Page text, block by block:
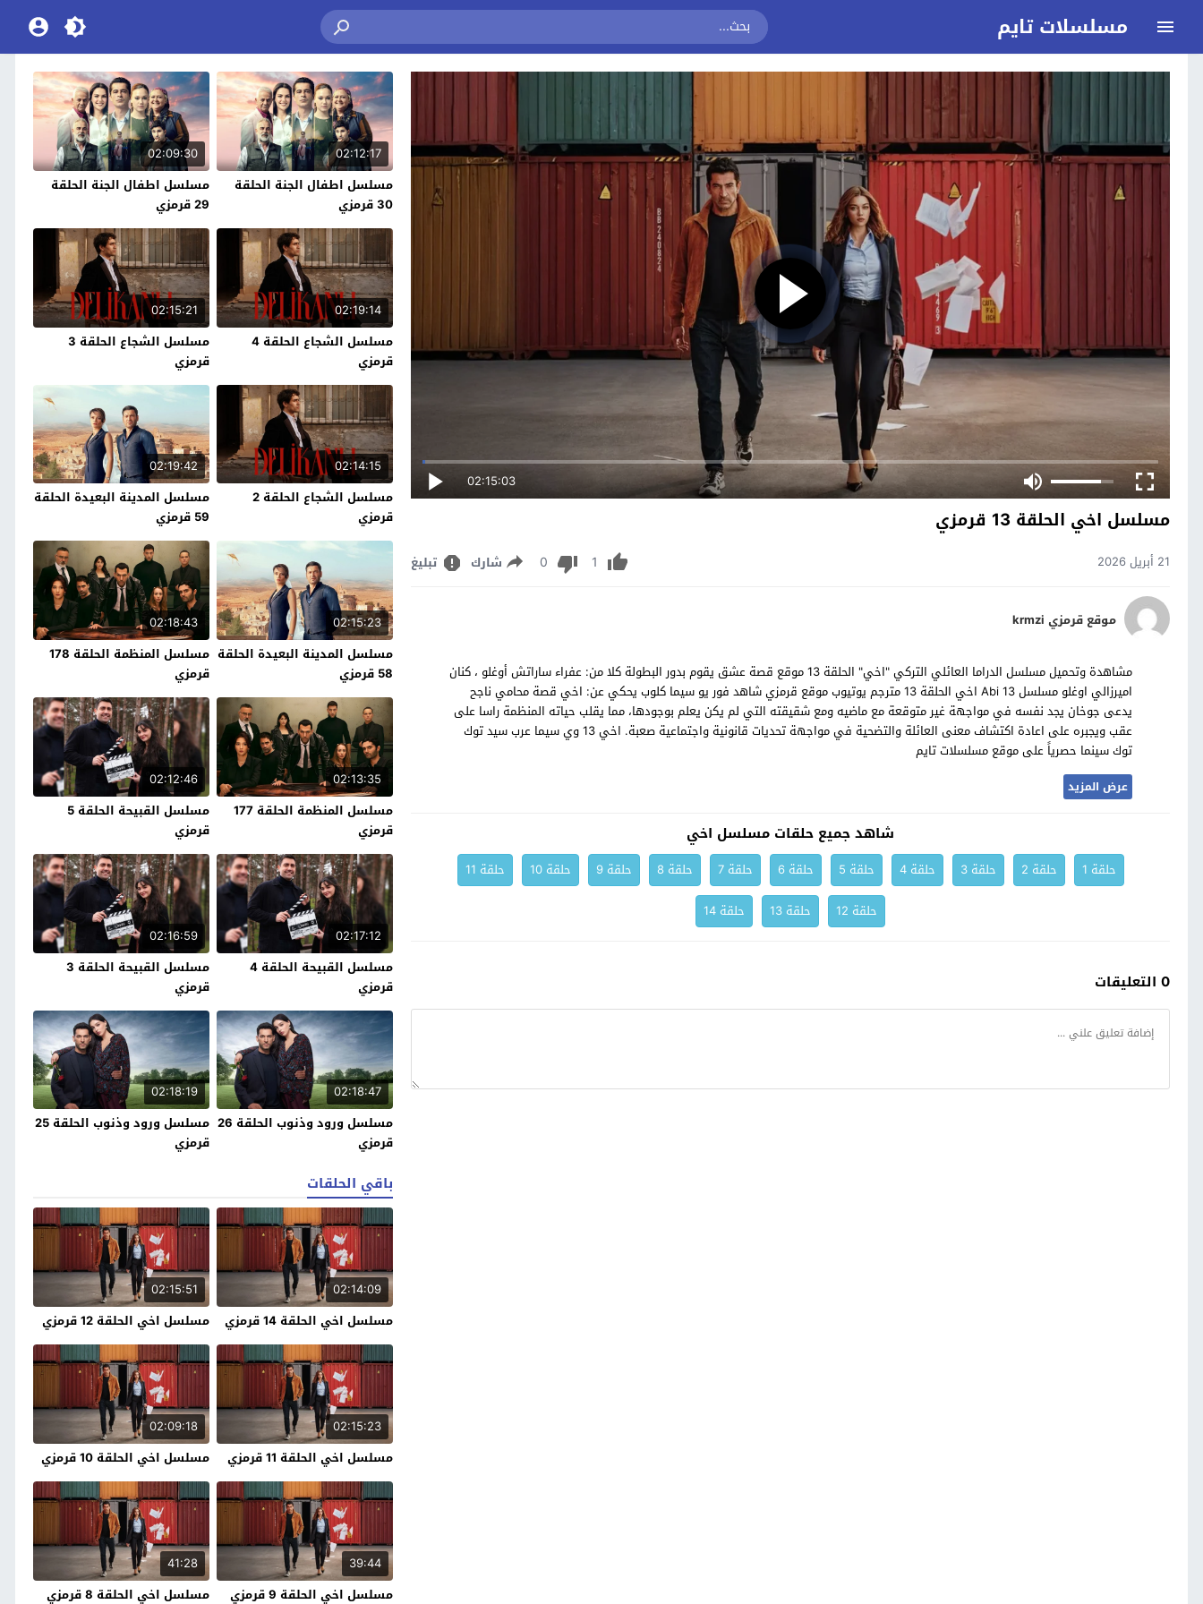
مسلسلات تايم
02:15:03
مسلسل اخي الحلقة 13 قرمزي
21 أبريل 2026 1
0 شارك تبليغ
موقع قرمزي krmzi
مشاهدة وتحميل مسلسل الدراما العائلي التركي "اخي" الحلقة 13 موقع قصة عشق يقوم بدور البطولة كلا من: عفراء ساراتش أوغلو ، كنان
اميرزالي اوغلو مسلسل Abi 13 اخي الحلقة 13 مترجم يوتيوب موقع قرمزي شاهد فور يو سيما كلوب يحكي عن: اخي قصة محامي ناجح
يدعى جوخان يجد نفسه في مواجهة غير متوقعة مع ماضيه ومع شقيقته التي لم يكن يعلم بوجودها، مما يقلب حياته المنظمة راسا على
عقب ويجبره على اعادة اكتشاف معنى العائلة والتضحية في مواجهة تحديات قانونية واجتماعية صعبة. اخي 13 وي سيما عرب سيد توك
توك سينما حصرياً على موقع مسلسلات تايم
عرض المزيد
شاهد جميع حلقات مسلسل اخي
حلقة 1 حلقة 2 حلقة 3 حلقة 4 حلقة 5 حلقة 6 حلقة 7 حلقة 8 حلقة 9 حلقة 10
حلقة 11
حلقة 12
حلقة 13 حلقة 14
0 التعليقات
02:12:17
مسلسل اطفال الجنة الحلقة
30 قرمزي
02:09:30
مسلسل اطفال الجنة الحلقة
29 قرمزي
02:19:14
مسلسل الشجاع الحلقة 4
قرمزي
02:15:21
مسلسل الشجاع الحلقة 3
قرمزي
02:14:15
مسلسل الشجاع الحلقة 2
قرمزي
02:19:42
مسلسل المدينة البعيدة الحلقة
59 قرمزي
02:15:23
مسلسل المدينة البعيدة الحلقة
58 قرمزي
02:18:43
مسلسل المنظمة الحلقة 178
قرمزي
02:13:35
مسلسل المنظمة الحلقة 177
قرمزي
02:12:46
مسلسل القبيحة الحلقة 5
قرمزي
02:17:12
مسلسل القبيحة الحلقة 4
قرمزي
02:16:59
مسلسل القبيحة الحلقة 3
قرمزي
02:18:47
مسلسل ورود وذنوب الحلقة 26
قرمزي
02:18:19
مسلسل ورود وذنوب الحلقة 25
قرمزي
باقي الحلقات
02:14:09
مسلسل اخي الحلقة 14 قرمزي
02:15:51
مسلسل اخي الحلقة 12 قرمزي
02:15:23
مسلسل اخي الحلقة 11 قرمزي
02:09:18
مسلسل اخي الحلقة 10 قرمزي
39:44
مسلسل اخي الحلقة 9 قرمزي
41:28
مسلسل اخي الحلقة 8 قرمزي